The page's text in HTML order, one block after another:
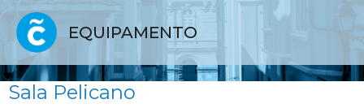
EQUIPAMENTO
Sala Pelicano